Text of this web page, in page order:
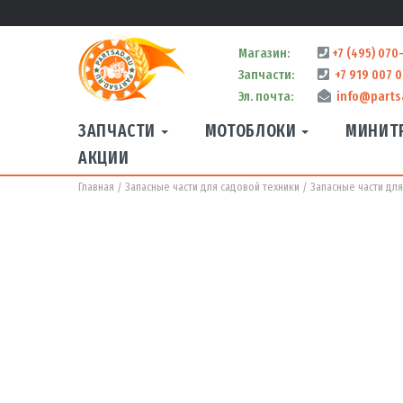
Магазин:
+7 (495)
Запчасти:
+7 919 007
Эл. почта:
ЗАПЧАСТИ МОТОБЛОКИ
АКЦИИ
Главная Запасные части для садовой техники Запасные части